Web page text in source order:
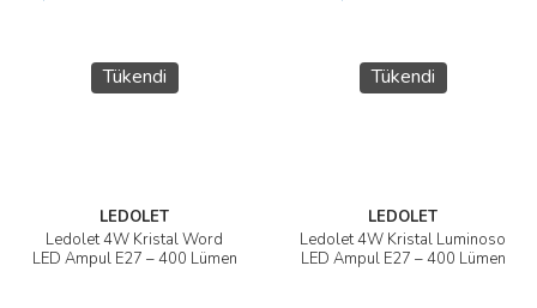
Tükendi
LEDOLET
Ledolet 4W Kristal Word
LED Ampul E27 – 400 Lümen
Tükendi
LEDOLET
Ledolet 4W Kristal Luminoso
LED Ampul E27 – 400 Lümen